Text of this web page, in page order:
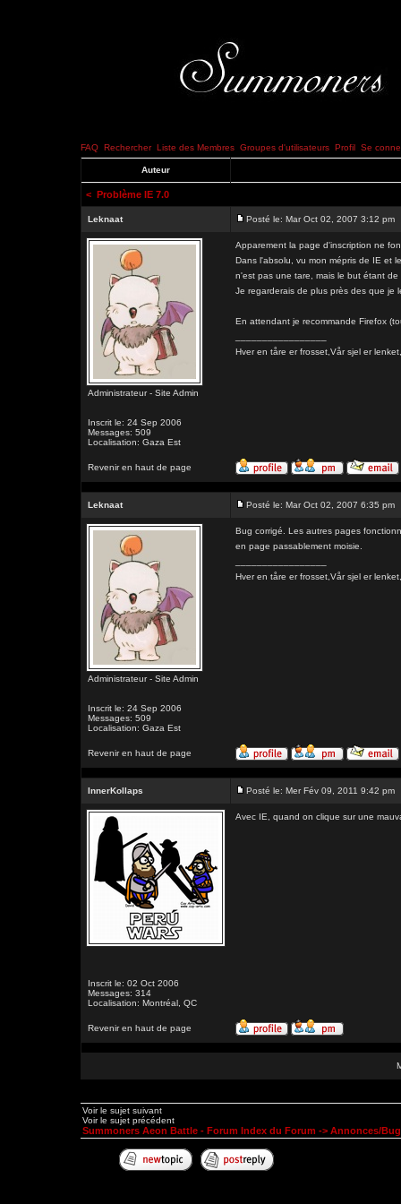
FAQ Rechercher Liste des Membres Groupes d'utilisateurs Profil Se
Auteur
< Problème IE 7.0
Leknaat Posté le: Mar Oct 02, 2007 3:12 pm
Administrateur - Site Admin
Inscrit le: 24 Sep 2006
Messages: 509
Localisation: Gaza Est
Apparement la page d'inscription ne
Dans l'absolu, vu mon mépris de IE et
n'est pas une tare, mais le but étant
Je regarderais de plus près des que je
En attendant je recommande Firefox
Hver en tåre er frosset,Vår sjel er
Revenir en haut de page
Leknaat Posté le: Mar Oct 02, 2007 6:35 pm
Administrateur - Site Admin
Inscrit le: 24 Sep 2006
Messages: 509
Localisation: Gaza Est
Bug corrigé. Les autres pages
en page passablement moisie.
Hver en tåre er frosset,Vår sjel er
Revenir en haut de page
InnerKollaps Posté le: Mer Fév 09, 2011 9:42 pm
Inscrit le: 02 Oct 2006
Messages: 314
Localisation: Montréal, QC
Avec IE, quand on clique sur une
Revenir en haut de page
Voir le sujet suivant
Voir le sujet précédent
Summoners Aeon Battle - Forum Index du Forum -> Annonces/